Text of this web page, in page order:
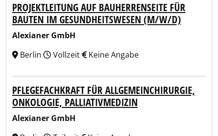
PROJEKTLEITUNG AUF BAUHERRENSEITE FÜR
BAUTEN IM GESUNDHEITSWESEN (M/W/D)
Alexianer GmbH
Berlin
Vollzeit Keine Angabe
PFLEGEFACHKRAFT FÜR ALLGEMEINCHIRURGIE,
ONKOLOGIE, PALLIATIVMEDIZIN
Alexianer GmbH